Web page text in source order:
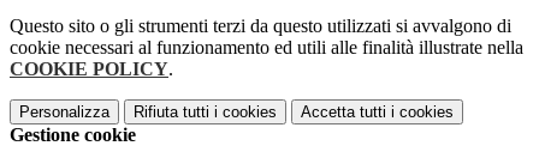
Questo sito o gli strumenti terzi da questo utilizzati si avvalgono di
cookie necessari al funzionamento ed utili alle finalità illustrate nella
COOKIE POLICY.
Personalizza Rifiuta tutti i cookies Accetta tutti i cookies
Gestione cookie